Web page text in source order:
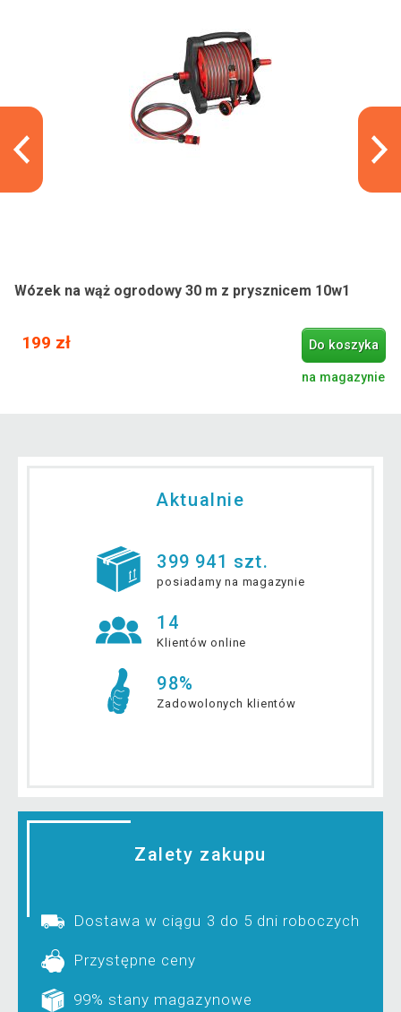
Wózek na wąż ogrodowy 30 m z prysznicem 10w1
199 zł Do koszyka
na magazynie
Aktualnie
399 941 szt.
posiadamy na magazynie
14
Klientów online
98%
Zadowolonych klientów
Zalety zakupu
Dostawa w ciągu 3 do 5 dni roboczych
Przystępne ceny
99% stany magazynowe